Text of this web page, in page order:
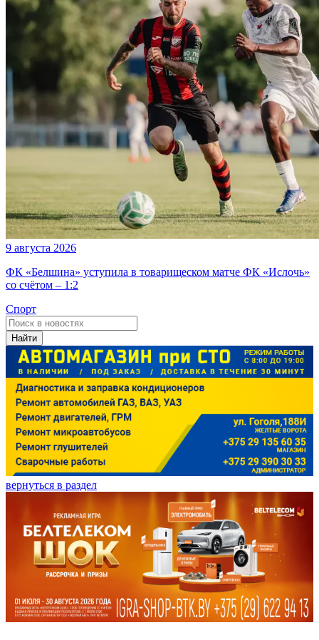
9 августа 2026
ФК «Белшина» уступила в товарищеском матче ФК «Ислочь»
со счётом – 1:2
Спорт
Найти
вернуться в раздел